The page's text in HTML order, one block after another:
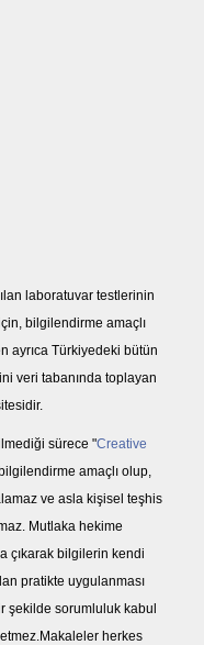
laboratuvar testlerinin
bilgilendirme amaçlı
ayrıca Türkiyedeki bütün
veri tabanında toplayan
sürece "Creative
amaçlı olup,
ve asla kişisel teşhis
Mutlaka hekime
çıkarak bilgilerin kendi
pratikte uygulanması
şekilde sorumluluk kabul
herkes